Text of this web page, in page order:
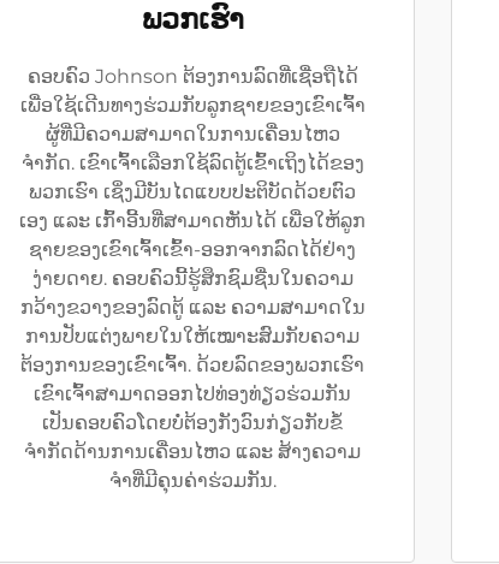
ພວກເຮົາ
ຄອບຄົວ Johnson ຕ້ອງການລົດທີ່ເຊື່ອຖືໄດ້
ເພື່ອໃຊ້ເດີນທາງຮ່ວມກັບລູກຊາຍຂອງເຂົາເຈົ້າ
ຜູ້ທີ່ມີຄວາມສາມາດໃນການເຄື່ອນໄຫວ
ຈຳກັດ. ເຂົາເຈົ້າເລືອກໃຊ້ລົດຕູ້ເຂົ້າເຖິງໄດ້ຂອງ
ພວກເຮົາ ເຊິ່ງມີບັນໄດແບບປະຕິບັດດ້ວຍຕົວ
ເອງ ແລະ ເກົ້າອີ້ນທີ່ສາມາດຫັນໄດ້ ເພື່ອໃຫ້ລູກ
ຊາຍຂອງເຂົາເຈົ້າເຂົ້າ-ອອກຈາກລົດໄດ້ຢ່າງ
ງ່າຍດາຍ. ຄອບຄົວນີ້ຮູ້ສຶກຊົມຊື່ນໃນຄວາມ
ກວ້າງຂວາງຂອງລົດຕູ້ ແລະ ຄວາມສາມາດໃນ
ການປັບແຕ່ງພາຍໃນໃຫ້ເໝາະສົມກັບຄວາມ
ຕ້ອງການຂອງເຂົາເຈົ້າ. ດ້ວຍລົດຂອງພວກເຮົາ
ເຂົາເຈົ້າສາມາດອອກໄປທ່ອງທ່ຽວຮ່ວມກັນ
ເປັນຄອບຄົວໂດຍບໍ່ຕ້ອງກັງວົນກ່ຽວກັບຂໍ້
ຈຳກັດດ້ານການເຄື່ອນໄຫວ ແລະ ສ້າງຄວາມ
ຈຳທີ່ມີຄຸນຄ່າຮ່ວມກັນ.